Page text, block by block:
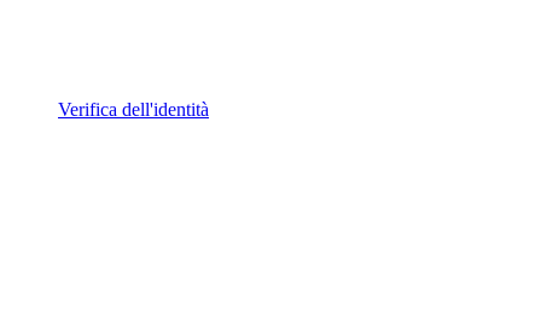
Verifica dell'identità